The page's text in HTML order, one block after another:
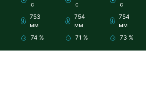
с
753
мм
74 %
с
754
мм
71 %
с
754
мм
73 %